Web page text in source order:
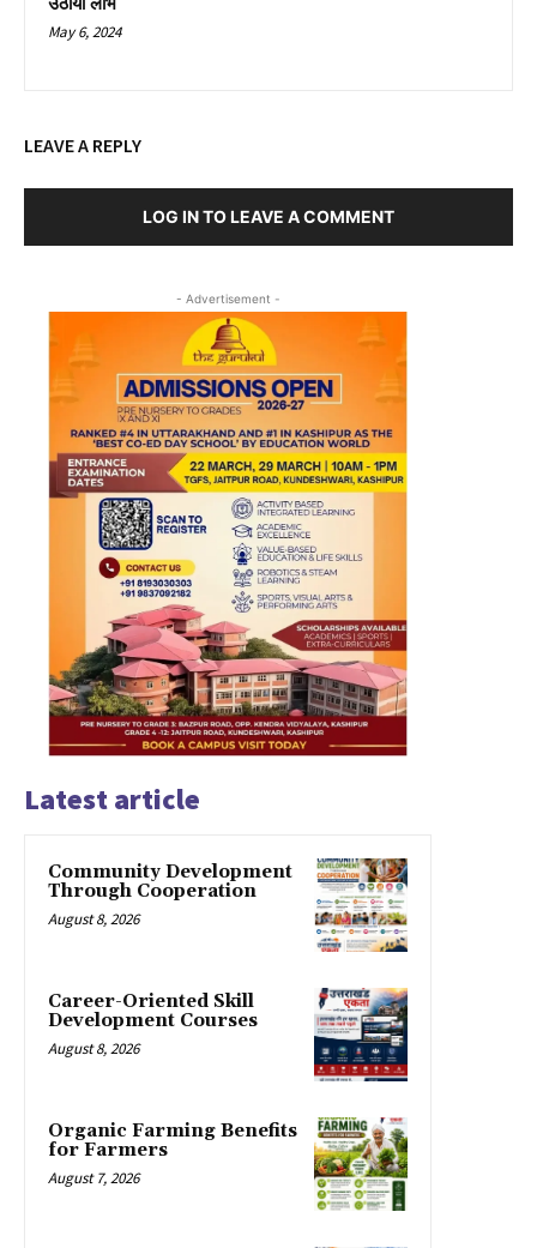
उठाया लाभ
May 6, 2024
LEAVE A REPLY
LOG IN TO LEAVE A COMMENT
- Advertisement -
Latest article
Community Development
Through Cooperation
August 8, 2026
Career-Oriented Skill
Development Courses
August 8, 2026
Organic Farming Benefits
for Farmers
August 7, 2026